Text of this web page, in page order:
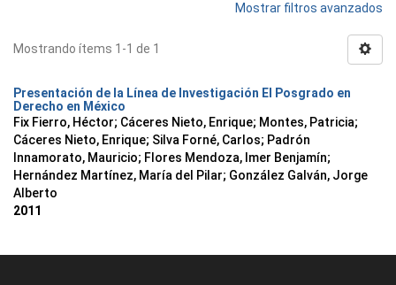
Mostrar filtros avanzados
Mostrando ítems 1-1 de 1
Presentación de la Línea de Investigación El Posgrado en
Derecho en México
Fix Fierro, Héctor; Cáceres Nieto, Enrique; Montes, Patricia;
Cáceres Nieto, Enrique; Silva Forné, Carlos; Padrón
Innamorato, Mauricio; Flores Mendoza, Imer Benjamín;
Hernández Martínez, María del Pilar; González Galván, Jorge
Alberto
2011